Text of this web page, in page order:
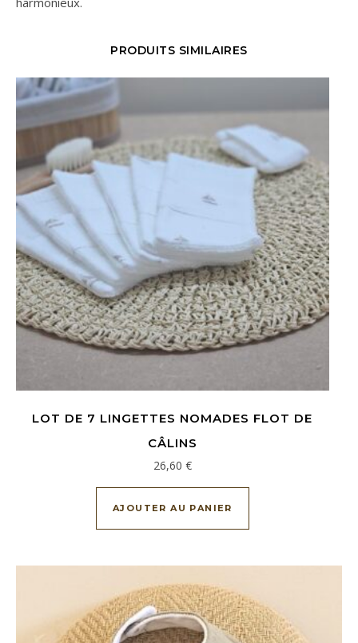
PRODUITS SIMILAIRES
LOT DE 7 LINGETTES NOMADES FLOT DE
CÂLINS
26,60 €
AJOUTER AU PANIER